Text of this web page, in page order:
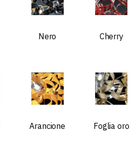
Nero Cherry
Arancione Foglia oro